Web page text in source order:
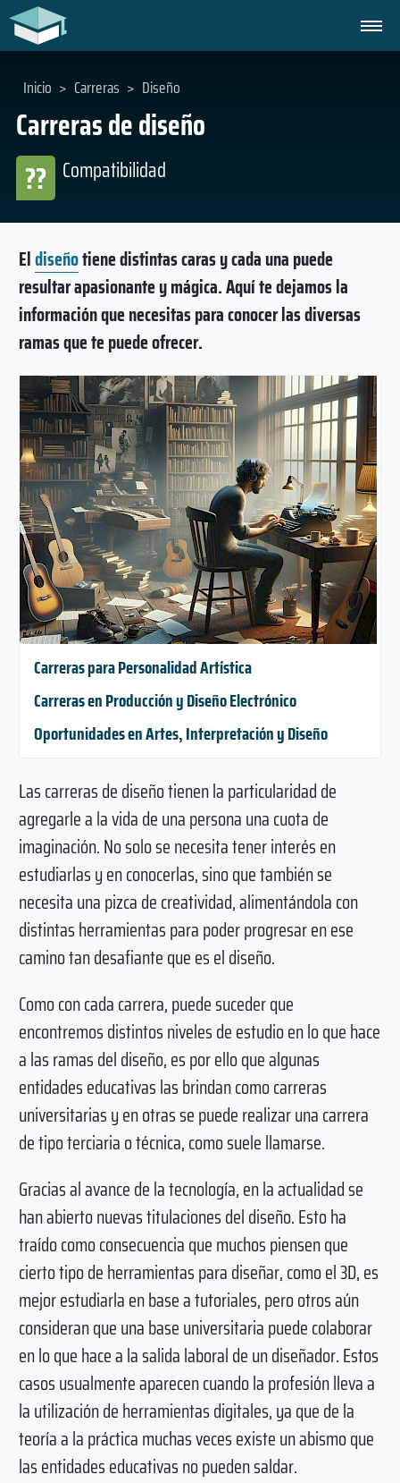
Carreras de diseño
Compatibilidad
??
Inicio > Carreras > Diseño
Eldiseñotiene distintas caras y cada una puede
resultar apasionante y mágica. Aquí te dejamos la
información que necesitas para conocer las diversas
ramas que te puede ofrecer.
Carreras para Personalidad Artística
Carreras en Producción y Diseño Electrónico
Oportunidades en Artes, Interpretación y Diseño
Las carreras de diseño tienen la particularidad de
agregarle a la vida de una persona una cuota de
imaginación. No solo se necesita tener interés en
estudiarlas y en conocerlas, sino que también se
necesita una pizca de creatividad, alimentándola con
distintas herramientas para poder progresar en ese
camino tan desafiante que es el diseño.
Como con cada carrera, puede suceder que
encontremos distintos niveles de estudio en lo que hace
a las ramas del diseño, es por ello que algunas
entidades educativas las brindan como carreras
universitarias y en otras se puede realizar una carrera
de tipo terciaria o técnica, como suele llamarse.
Gracias al avance de la tecnología, en la actualidad se
han abierto nuevas titulaciones del diseño. Esto ha
traído como consecuencia que muchos piensen que
cierto tipo de herramientas para diseñar, como el 3D, es
mejor estudiarla en base a tutoriales, pero otros aún
consideran que una base universitaria puede colaborar
en lo que hace a la salida laboral de un diseñador. Estos
casos usualmente aparecen cuando la profesión lleva a
la utilización de herramientas digitales, ya que de la
teoría a la práctica muchas veces existe un abismo que
las entidades educativas no pueden saldar.